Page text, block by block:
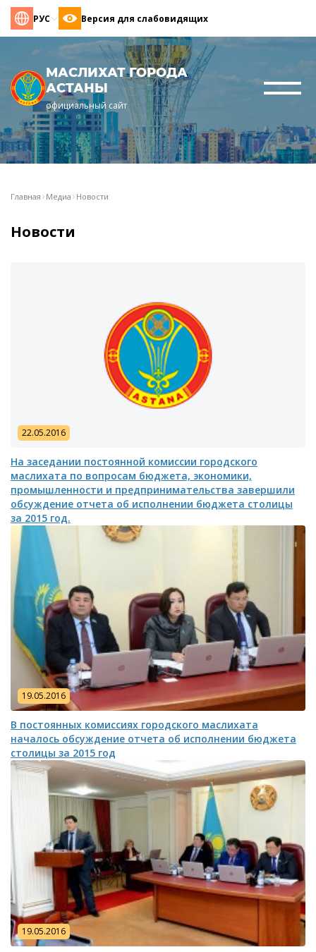
РУС Версия для слабовидящих
МАСЛИХАТ ГОРОДА
АСТАНЫ
официальный сайт
Главная Медиа Новости
Новости
22.05.2016
На заседании постоянной комиссии городского
маслихата по вопросам бюджета, экономики,
промышленности и предпринимательства завершили
обсуждение отчета об исполнении бюджета столицы
за 2015 год.
19.05.2016
В постоянных комиссиях городского маслихата
началось обсуждение отчета об исполнении бюджета
столицы за 2015 год
19.05.2016